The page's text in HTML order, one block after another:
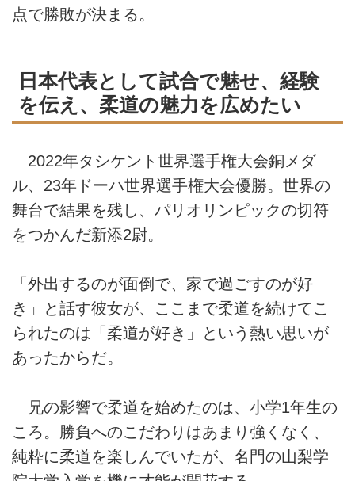
点で勝敗が決まる。
日本代表として試合で魅せ、経験
を伝え、柔道の魅力を広めたい
2022年タシケント世界選手権大会銅メダ
ル、23年ドーハ世界選手権大会優勝。世界の
舞台で結果を残し、パリオリンピックの切符
をつかんだ新添2尉。
「外出するのが面倒で、家で過ごすのが好
き」と話す彼女が、ここまで柔道を続けてこ
られたのは「柔道が好き」という熱い思いが
あったからだ。
兄の影響で柔道を始めたのは、小学1年生の
ころ。勝負へのこだわりはあまり強くなく、
純粋に柔道を楽しんでいたが、名門の山梨学